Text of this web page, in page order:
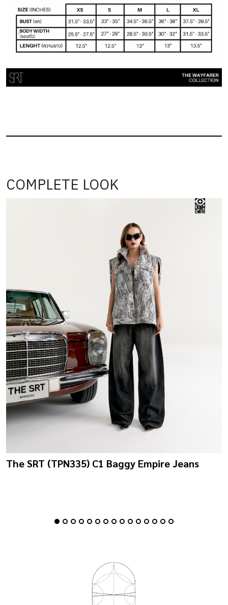
COMPLETE LOOK
The SRT (TPN335) C1 Baggy Empire Jeans